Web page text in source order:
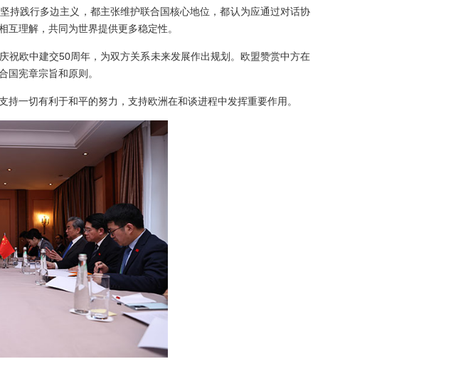
持践行多边主义，都主张维护联合国核心地位，都认为应通过对话协
理解，共同为世界提供更多稳定性。
祝欧中建交50周年，为双方关系未来发展作出规划。欧盟赞赏中方在
国宪章宗旨和原则。
一切有利于和平的努力，支持欧洲在和谈进程中发挥重要作用。